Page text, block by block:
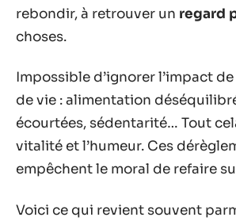
rebondir, à retrouver un regard
choses.
Impossible d’ignorer l’impact
de vie : alimentation
écourtées, sédentarité… Tout
vitalité et l’humeur. Ces
empêchent le moral de refaire
Voici ce qui revient souvent